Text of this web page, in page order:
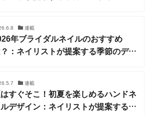
連載
年ブライダルネイルのおすすめ
：ネイリストが提案する季節のデザ
連載
すぐそこ！初夏を楽しめるハンドネ
デザイン：ネイリストが提案する季